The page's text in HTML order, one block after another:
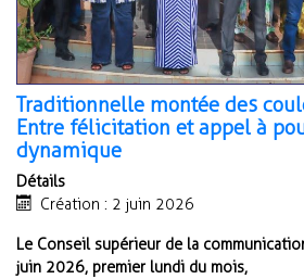
Traditionnelle montée des
Entre félicitation et appel à
dynamique
Détails
Création : 2 juin 2026
Le Conseil supérieur de la
juin 2026, premier lundi du mois,